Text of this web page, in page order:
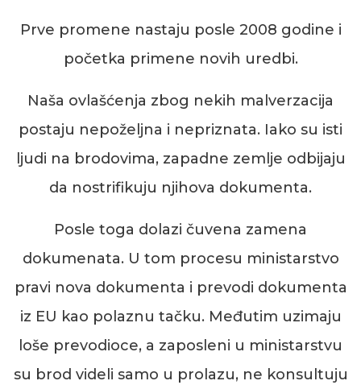
Prve promene nastaju posle 2008 godine i
početka primene novih uredbi.
Naša ovlašćenja zbog nekih malverzacija
postaju nepoželjna i nepriznata. Iako su isti
ljudi na brodovima, zapadne zemlje odbijaju
da nostrifikuju njihova dokumenta.
Posle toga dolazi čuvena zamena
dokumenata. U tom procesu ministarstvo
pravi nova dokumenta i prevodi dokumenta
iz EU kao polaznu tačku. Međutim uzimaju
loše prevodioce, a zaposleni u ministarstvu
su brod videli samo u prolazu, ne konsultuju